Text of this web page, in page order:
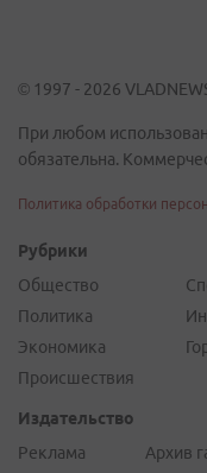
© 1997 - 2026
При любом
обязательна.
Политика обработки
Рубрики
Общество
Политика
Экономика
Происшествия
Издательство
Реклама
Архив